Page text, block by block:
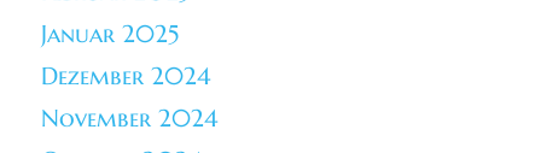
Januar 2025
Dezember 2024
November 2024